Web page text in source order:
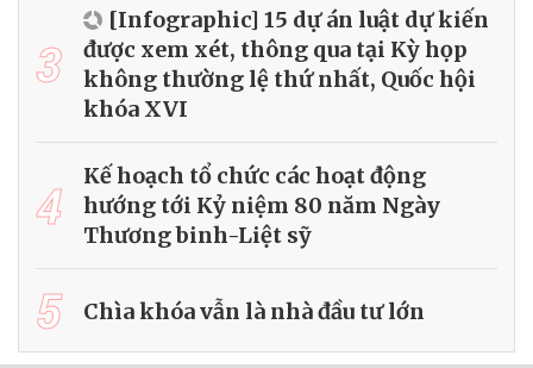
3
[Infographic] 15 dự án luật dự kiến
được xem xét, thông qua tại Kỳ họp
không thường lệ thứ nhất, Quốc hội
khóa XVI
4
Kế hoạch tổ chức các hoạt động
hướng tới Kỷ niệm 80 năm Ngày
Thương binh-Liệt sỹ
5 Chìa khóa vẫn là nhà đầu tư lớn